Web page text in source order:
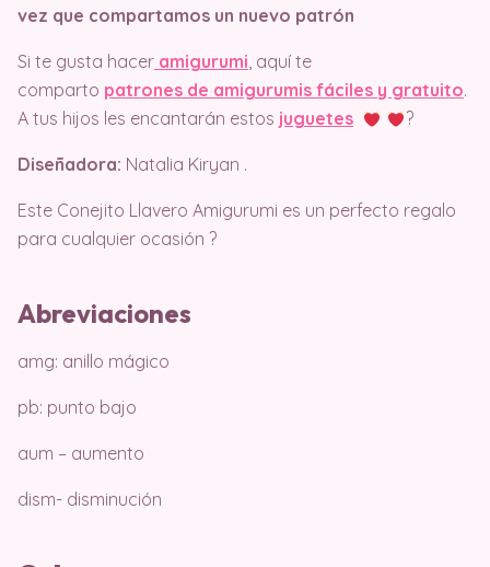
vez que compartamos un nuevo patrón
Si te gusta hacer amigurumi, aquí te
comparto patrones de amigurumis fáciles y gratuito.
A tus hijos les encantarán estos juguetes ?
Diseñadora: Natalia Kiryan .
Este Conejito Llavero Amigurumi es un perfecto regalo
para cualquier ocasión ?
Abreviaciones
amg: anillo mágico
pb: punto bajo
aum – aumento
dism- disminución